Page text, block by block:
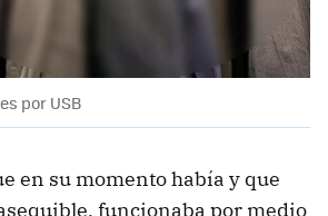
por USB
en su momento había y que
funcionaba por medio